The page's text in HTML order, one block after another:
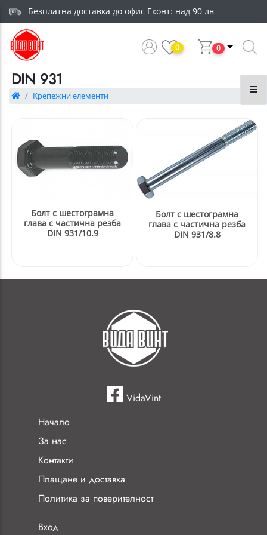
Безплатна доставка до офис Еконт: над 90 лв
0 0
DIN 931
Крепежни елементи
Болт с шестограмна
глава с частична резба
DIN 931/10.9
Болт с шестограмна
глава с частична резба
DIN 931/8.8
VidaVint
Начало
За нас
Контакти
Плащане и доставка
Политика за поверителност
Вход